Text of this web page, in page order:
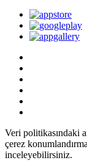
Veri politikasındaki
çerez
inceleyebilirsiniz.